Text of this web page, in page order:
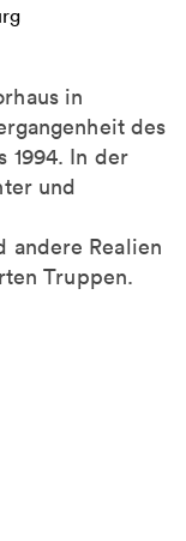
in
des
1994. In der
und
andere Realien
Truppen.
Ludwigsburg